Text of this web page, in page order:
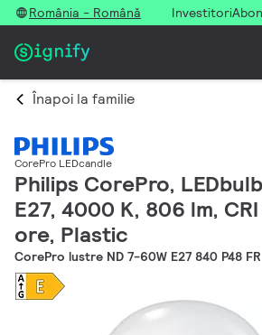
România - Română Investitori
Înapoi la familie
CorePro LEDcandle
Philips CorePro,
E27, 4000 K, 806 lm,
ore, Plastic
CorePro lustre ND 7-60W E27 840 P48 FR